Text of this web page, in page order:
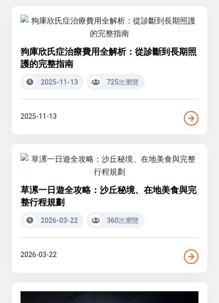
狗庫欣氏症治療費用全解析：從診斷到長期照
護的完整指南
2025-11-13 725次瀏覽
2025-11-13
草漯一日遊全攻略：沙丘秘境、在地美食與完
整行程規劃
2026-03-22 360次瀏覽
2026-03-22